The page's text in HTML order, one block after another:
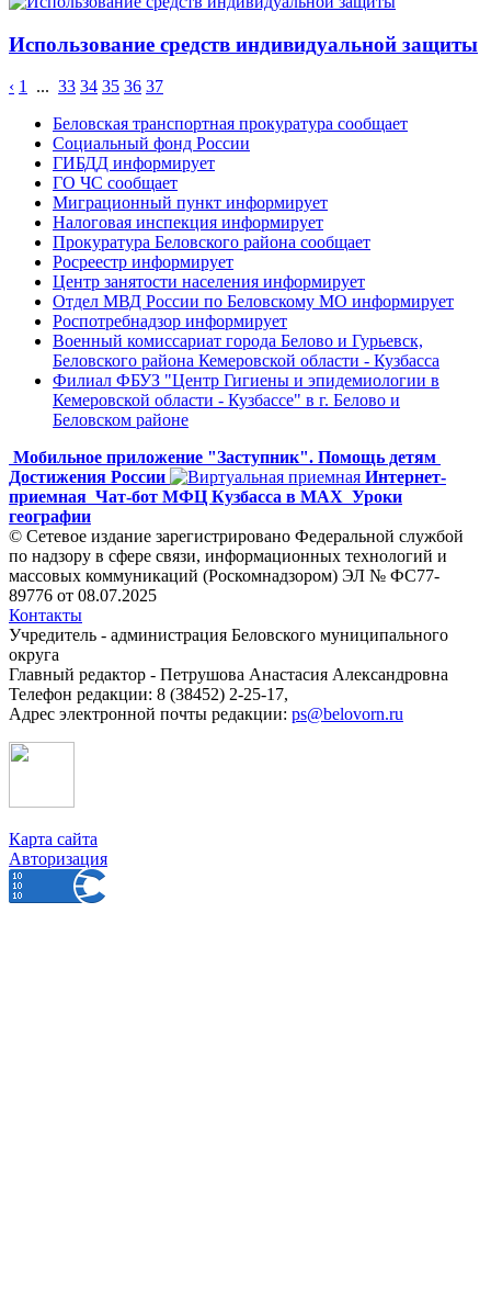
Использование средств индивидуальной защиты
‹ 1 ... 33 34 35 36 37
Беловская транспортная прокуратура сообщает
Социальный фонд России
ГИБДД информирует
ГО ЧС сообщает
Миграционный пункт информирует
Налоговая инспекция информирует
Прокуратура Беловского района сообщает
Росреестр информирует
Центр занятости населения информирует
Отдел МВД России по Беловскому МО информирует
Роспотребнадзор информирует
Военный комиссариат города Белово и Гурьевск,
Беловского района Кемеровской области - Кузбасса
Филиал ФБУЗ "Центр Гигиены и эпидемиологии в
Кемеровской области - Кузбассе" в г. Белово и
Беловском районе
Мобильное приложение "Заступник". Помощь детям
Достижения России
Интернет-
приемная Чат-бот МФЦ Кузбасса в MAX Уроки
географии
© Сетевое издание зарегистрировано Федеральной службой
по надзору в сфере связи, информационных технологий и
массовых коммуникаций (Роскомнадзором) ЭЛ № ФС77-
89776 от 08.07.2025
Контакты
Учредитель - администрация Беловского муниципального
округа
Главный редактор - Петрушова Анастасия Александровна
Телефон редакции: 8 (38452) 2-25-17,
Адрес электронной почты редакции: ps@belovorn.ru
Карта сайта
Авторизация